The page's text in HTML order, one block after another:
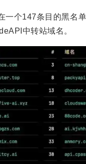
一个147条目的黑名
中转站域名。